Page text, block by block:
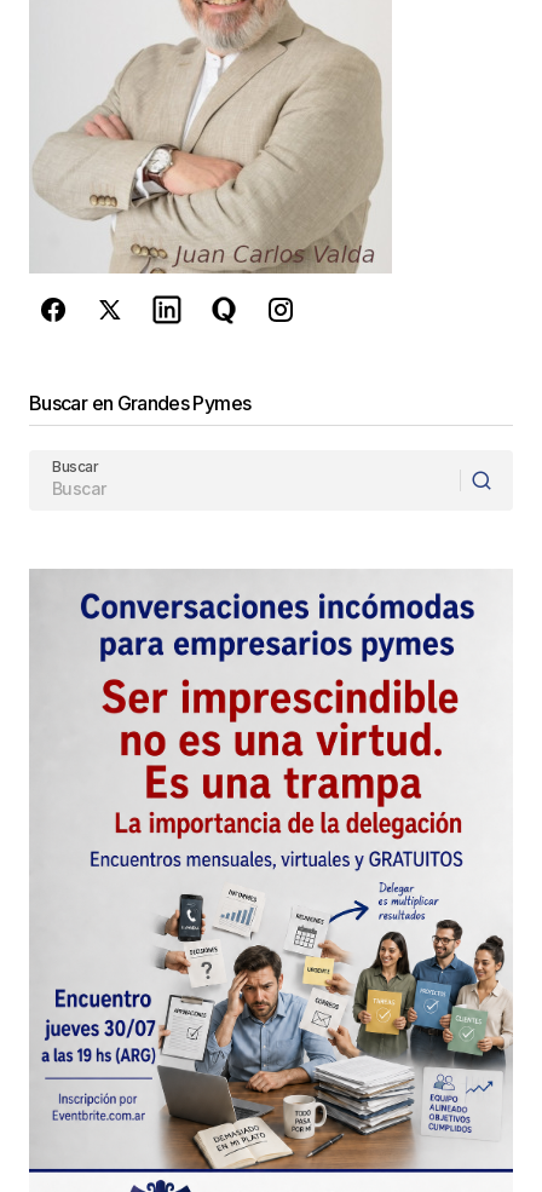
Guarda mi nombre, correo electrónico y web en
este navegador para la próxima vez que
comente.
Este sitio esta protegido por
reCAPTCHA y laPolítica de
privacidady losTérminos del servicio
de Google se aplican.
Buscar en Grandes Pymes
Buscar